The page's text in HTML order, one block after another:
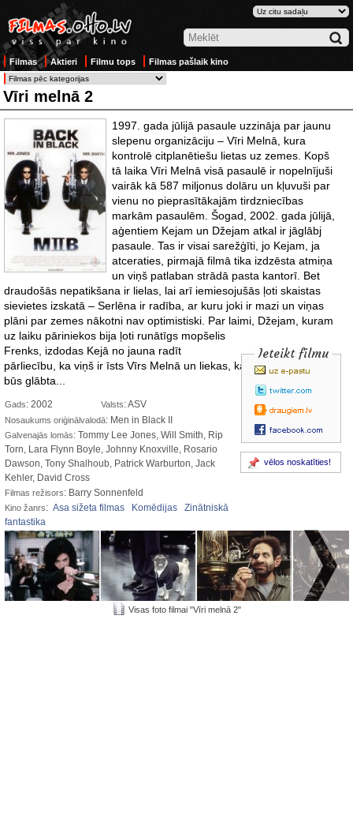
Filmas Aktieri Filmu tops Filmas pašlaik kino
Vīri melnā 2
1997. gada jūlijā pasaule uzzināja par jaunu
slepenu organizāciju – Vīri Melnā, kura
kontrolē citplanētiešu lietas uz zemes. Kopš
tā laika Vīri Melnā visā pasaulē ir nopelnījuši
vairāk kā 587 miljonus dolāru un kļuvuši par
vienu no pieprasītākajām tirdzniecības
markām pasaulēm. Šogad, 2002. gada jūlijā,
aģentiem Kejam un Džejam atkal ir jāglābj
pasaule. Tas ir visai sarežģīti, jo Kejam, ja
atceraties, pirmajā filmā tika izdzēsta atmiņa
un viņš patlaban strādā pasta kantorī. Bet
draudošās nepatikšana ir lielas, lai arī iemiesojušās ļoti skaistas
sievietes izskatā – Serlēna ir radība, ar kuru joki ir mazi un viņas
plāni par zemes nākotni nav optimistiski. Par laimi, Džejam, kuram
uz laiku pāriniekos bija ļoti runātīgs mopšelis
Frenks, izdodas Kejā no jauna radīt
pārliecību, ka viņš ir īsts Vīrs Melnā un liekas, ka pasaule uz laiku
būs glābta...
Ieteikt filmu
vēlos noskatīties!
Gads: 2002 Valsts: ASV
Nosaukums oriģinālvalodā: Men in Black II
Galvenajās lomās: Tommy Lee Jones, Will Smith, Rip
Torn, Lara Flynn Boyle, Johnny Knoxville, Rosario
Dawson, Tony Shalhoub, Patrick Warburton, Jack
Kehler, David Cross
Filmas režisors: Barry Sonnenfeld
Kino žanrs: Asa sižeta filmas Komēdijas
Zinātniskā
fantastika
Visas foto filmai "Vīri melnā 2"